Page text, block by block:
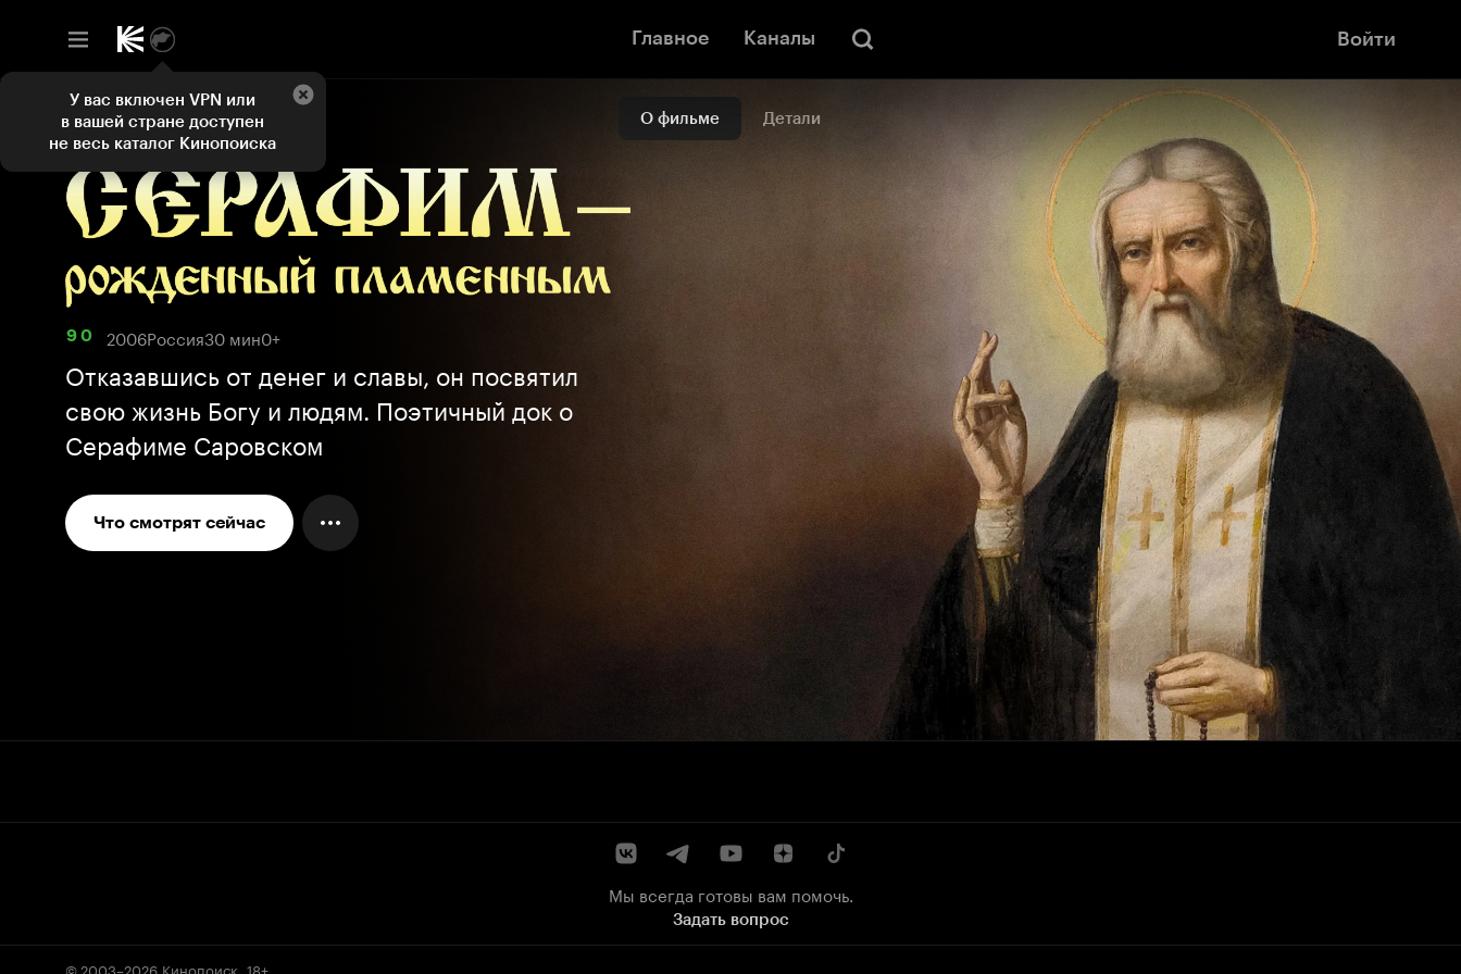
Главное Каналы Войти
О фильме Детали
9 0 2006Россия30 мин0+
Отказавшись от денег и славы, он посвятил
свою жизнь Богу и людям. Поэтичный док о
Серафиме Саровском
Что смотрят сейчас
Мы всегда готовы вам помочь.
Задать вопрос
© 2003–2026 Кинопоиск 18+
У вас включен VPN или
в вашей стране доступен
не весь каталог Кинопоиска